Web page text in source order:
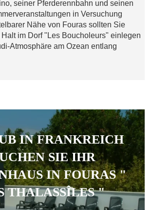
seiner Pferderennbahn und seinen
in Versuchung
Nähe von Fouras sollten Sie
im Dorf "Les Boucholeurs" einlegen
Atmosphäre am Ozean entlang
IN FRANKREICH
SIE IHR
IN FOURAS "
THALASSÎLES "